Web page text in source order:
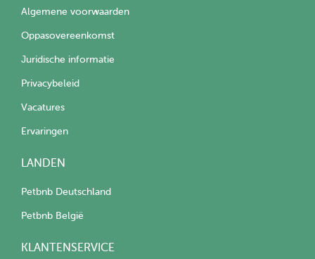
Algemene voorwaarden
Oppasovereenkomst
Juridische informatie
Privacybeleid
Vacatures
Ervaringen
LANDEN
Petbnb Deutschland
Petbnb België
KLANTENSERVICE